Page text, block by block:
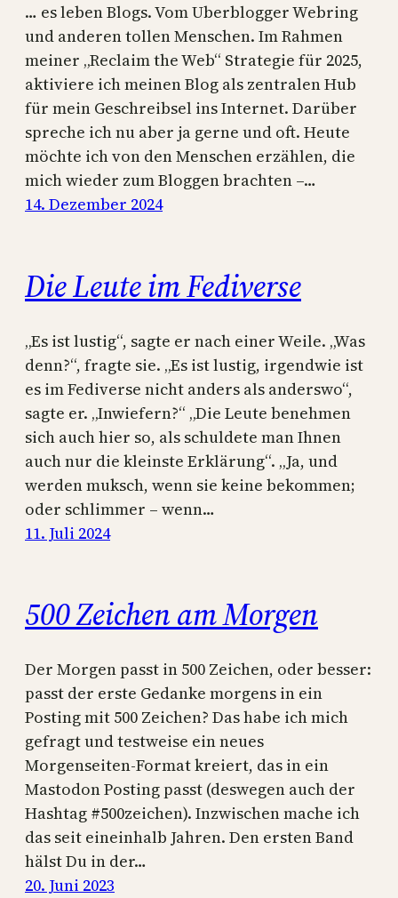
… es leben Blogs. Vom Uberblogger Webring
und anderen tollen Menschen. Im Rahmen
meiner „Reclaim the Web“ Strategie für 2025,
aktiviere ich meinen Blog als zentralen Hub
für mein Geschreibsel ins Internet. Darüber
spreche ich nu aber ja gerne und oft. Heute
möchte ich von den Menschen erzählen, die
mich wieder zum Bloggen brachten –…
14. Dezember 2024
Die Leute im Fediverse
„Es ist lustig“, sagte er nach einer Weile. „Was
denn?“, fragte sie. „Es ist lustig, irgendwie ist
es im Fediverse nicht anders als anderswo“,
sagte er. „Inwiefern?“ „Die Leute benehmen
sich auch hier so, als schuldete man Ihnen
auch nur die kleinste Erklärung“. „Ja, und
werden muksch, wenn sie keine bekommen;
oder schlimmer – wenn…
11. Juli 2024
500 Zeichen am Morgen
Der Morgen passt in 500 Zeichen, oder besser:
passt der erste Gedanke morgens in ein
Posting mit 500 Zeichen? Das habe ich mich
gefragt und testweise ein neues
Morgenseiten-Format kreiert, das in ein
Mastodon Posting passt (deswegen auch der
Hashtag #500zeichen). Inzwischen mache ich
das seit eineinhalb Jahren. Den ersten Band
hälst Du in der…
20. Juni 2023